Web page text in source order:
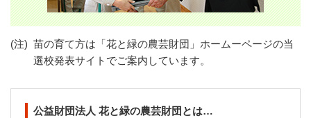
(注) 苗の育て方は「花と緑の農芸財団」ホームーページの当
選校発表サイトでご案内しています。
公益財団法人 花と緑の農芸財団とは…